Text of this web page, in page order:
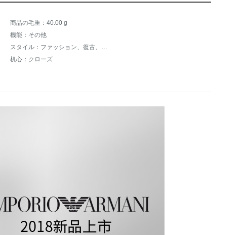
商品の毛重：40.00 g
機能：その他
スタイル：ファッション、復古、極簡単、その他
机心：クローズ